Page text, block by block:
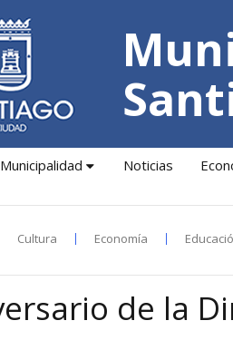
Municipalidad Noticias
Cultura Economía
de la